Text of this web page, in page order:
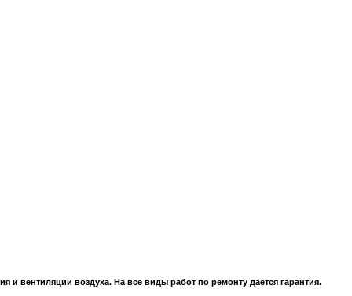
вентиляции воздуха. На все виды работ по ремонту дается гарантия.